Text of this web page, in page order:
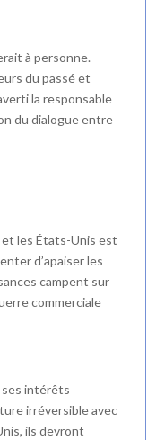
à personne.
du passé et
la responsable
du dialogue entre
les États-Unis est
d’apaiser les
campent sur
commerciale
ses intérêts
irréversible avec
ils devront